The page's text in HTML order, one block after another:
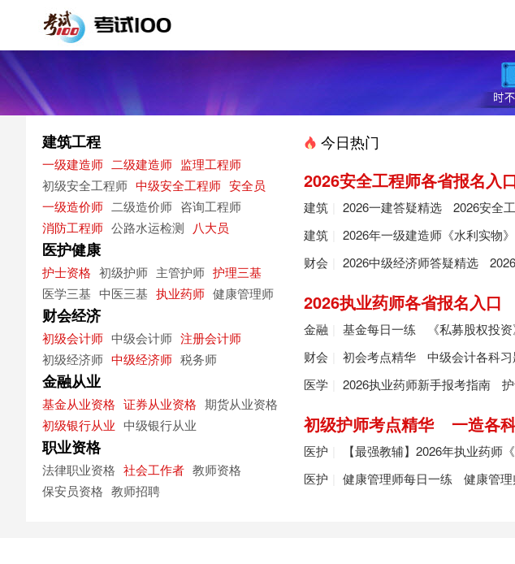
建筑工程
一级建造师 二级建造师 监理工程师
初级安全工程师 中级安全工程师 安全员
一级造价师 二级造价师 咨询工程师
消防工程师 公路水运检测 八大员
医护健康
护士资格 初级护师 主管护师 护理三基
医学三基 中医三基 执业药师 健康管理师
财会经济
初级会计师 中级会计师 注册会计师
初级经济师 中级经济师 税务师
金融从业
基金从业资格 证券从业资格 期货从业资格
初级银行从业 中级银行从业
职业资格
法律职业资格 社会工作者 教师资格
保安员资格 教师招聘
今日热门
2026安全工程师各省报名入
建筑 2026一建答疑精选 2026安全
建筑
2026年一级建造师《水利实物
财会
2026中级经济师答疑精选
2026执业药师各省报名入口
金融 基金每日一练
《私募股权投
财会
初会考点精华 中级会计各科习
医学
2026执业药师新手报考指南
初级护师考点精华 一造各
医护 【最强教辅】2026年执业药师
医护
健康管理师每日一练 健康管理